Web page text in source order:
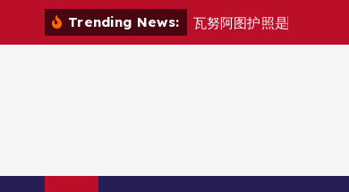
Trending News: 瓦努阿图护照是